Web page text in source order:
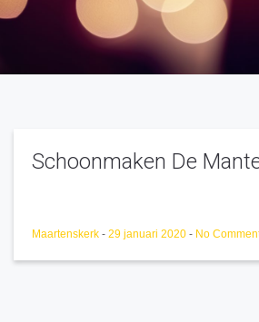
Schoonmaken De
Maartenskerk - 29 januari 2020 - No